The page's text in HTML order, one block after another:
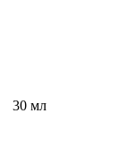
30 мл